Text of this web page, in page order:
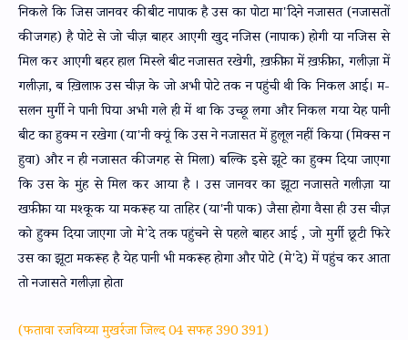
निकले कि जिस जानवर की बीट नापाक है उस का पोटा मा'दिने नजासत (नजासतों
की जगह) है पोटे से जो चीज़ बाहर आएगी खुद नजिस (नापाक) होगी या नजिस से
मिल कर आएगी बहर हाल मिस्ले बीट नजासत रखेगी, ख़फ़ीफ़ा में ख़फ़ीफ़ा, गलीज़ा में
गलीज़ा, ब ख़िलाफ़ उस चीज़ के जो अभी पोटे तक न पहुंची थी कि निकल आई। म-
सलन मुर्गी ने पानी पिया अभी गले ही में था कि उच्छू लगा और निकल गया येह पानी
बीट का हुक्म न रखेगा (या'नी क्यूं कि उस ने नजासत में हुलूल नहीं किया (मिक्स न
हुवा) और न ही नजासत की जगह से मिला) बल्कि इसे झूटे का हुक्म दिया जाएगा
कि उस के मुंह से मिल कर आया है । उस जानवर का झूटा नजासते गलीज़ा या
खफ़ीफ़ा या मश्कूक या मकरूह या ताहिर (या'नी पाक) जैसा होगा वैसा ही उस चीज़
को हुक्म दिया जाएगा जो मे'दे तक पहुंचने से पहले बाहर आई , जो मुर्गी छूटी फिरे
उस का झूटा मकरूह है येह पानी भी मकरूह होगा और पोटे (मे'दे) में पहुंच कर आता
तो नजासते गलीज़ा होता
(फतावा रजविय्या मुखर्रजा जिल्द 04 सफह 390 391)